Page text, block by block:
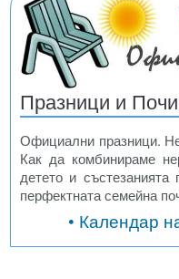
Празници и
Официални празници.
Как да комбинираме
детето и
перфектната семейна
• Календар